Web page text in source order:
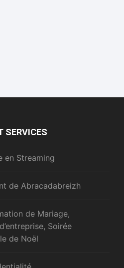
SERVICES
en Streaming
de Abracadabreizh
de Mariage,
Soirée
de Noël